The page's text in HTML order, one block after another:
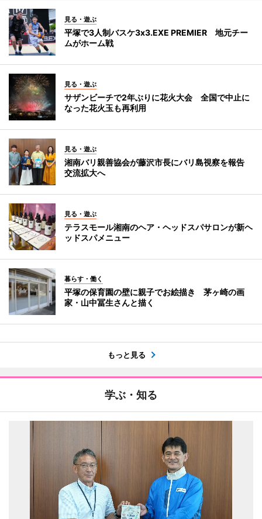
見る・遊ぶ
平塚で3人制バスケ3x3.EXE PREMIER 地元チー
ムがホーム戦
見る・遊ぶ
サザンビーチで2年ぶりに花火大会 全国で中止に
なった花火玉も再利用
見る・遊ぶ
湘南バリ親善協会が藤沢市長にバリ島視察を報告
交流拡大へ
見る・遊ぶ
テラスモール湘南のヘア・ヘッドスパサロンが新ヘ
ッドスパメニュー
暮らす・働く
平塚の保育園の壁に親子でお絵描き 茅ヶ崎の画
家・山中冨生さんと描く
もっと見る
学ぶ・知る